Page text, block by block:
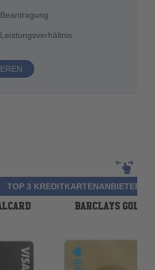
TOP 3 KREDITKARTENANBIETER
BARCLAYS GOLD